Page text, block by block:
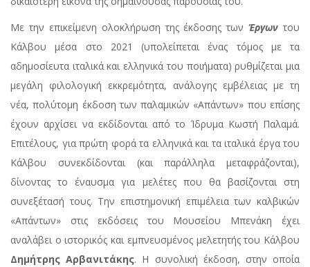
Με την επικείμενη ολοκλήρωση της έκδοσης τωνΈργων του
Κάλβου μέσα στο 2021 (υπολείπεται ένας τόμος με τα
αδημοσίευτα ιταλικά και ελληνικά του ποιήματα) ρυθμίζεται μια
μεγάλη φιλολογική εκκρεμότητα, ανάλογης εμβέλειας με τη
νέα, πολύτομη έκδοση των παλαμικών «Απάντων» που επίσης
έχουν αρχίσει να εκδίδονται από το Ίδρυμα Κωστή Παλαμά.
Επιτέλους, για πρώτη φορά τα ελληνικά και τα ιταλικά έργα του
Κάλβου συνεκδίδονται (και παράλληλα μεταφράζονται),
δίνοντας το έναυσμα για μελέτες που θα βασίζονται στη
συνεξέτασή τους. Την επιστημονική επιμέλεια των καλβικών
«Απάντων» στις εκδόσεις του Μουσείου Μπενάκη έχει
αναλάβει ο ιστορικός και εμπνευσμένος μελετητής του Κάλβου
Δημήτρης Αρβανιτάκης. Η συνολική έκδοση, στην οποία